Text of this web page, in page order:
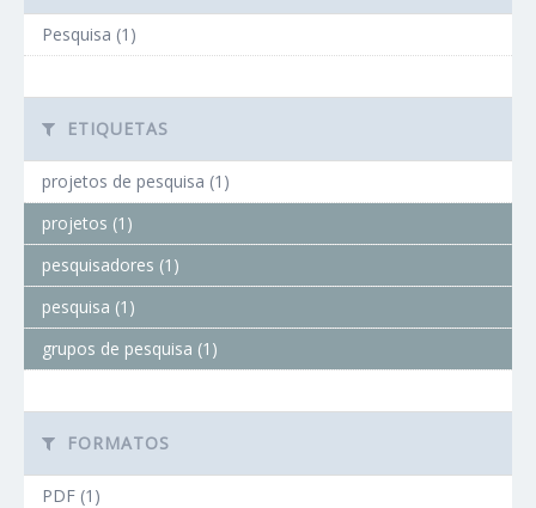
Pesquisa (1)
ETIQUETAS
projetos de pesquisa (1)
projetos (1)
pesquisadores (1)
pesquisa (1)
grupos de pesquisa (1)
FORMATOS
PDF (1)